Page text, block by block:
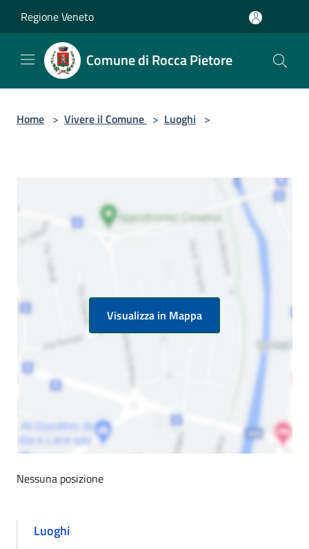
Regione Veneto
Comune di Rocca Pietore
Home > Vivere il Comune > Luoghi >
Visualizza in Mappa
Nessuna posizione
Luoghi